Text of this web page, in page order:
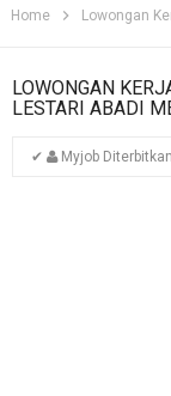
Home Lowongan
LOWONGAN
LESTARI ABADI
✔ Myjob Diterbitkan